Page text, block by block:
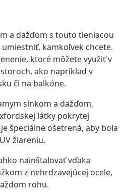
a dažďom s touto tieniacou
kamkoľvek chcete.
ktoré môžete využiť v
ako napríklad v
či na balkóne.
slnkom a dažďom,
látky pokrytej
špeciálne ošetrená, aby bola
žiareniu.
nainštalovať vďaka
z nehrdzavejúcej ocele,
rohu.